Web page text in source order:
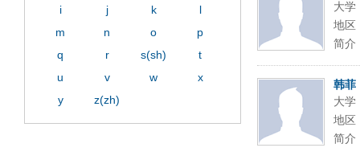
大学
地区
简介
韩菲
大学
地区
简介
i
j k
l
m
n o
p
q
r s(sh)
t
u
v w
x
y
z(zh)